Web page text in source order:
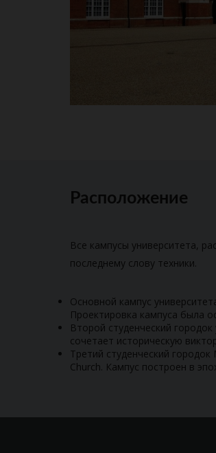
Расположение
Все кампусы университета,
последнему слову техники.
Основной кампус
Проектировка кампуса была
Второй студенческий
сочетает историческую
Третий студенческий
Church. Кампус построен в